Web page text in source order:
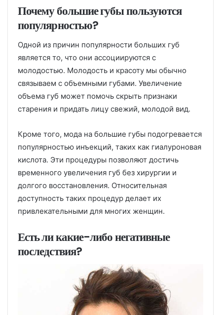
Почему большие губы пользуются
популярностью?
Одной из причин популярности больших губ
является то, что они ассоциируются с
молодостью. Молодость и красоту мы обычно
связываем с объемными губами. Увеличение
объема губ может помочь скрыть признаки
старения и придать лицу свежий, молодой вид.
Кроме того, мода на большие губы подогревается
популярностью инъекций, таких как гиалуроновая
кислота. Эти процедуры позволяют достичь
временного увеличения губ без хирургии и
долгого восстановления. Относительная
доступность таких процедур делает их
привлекательными для многих женщин.
Есть ли какие-либо негативные
последствия?